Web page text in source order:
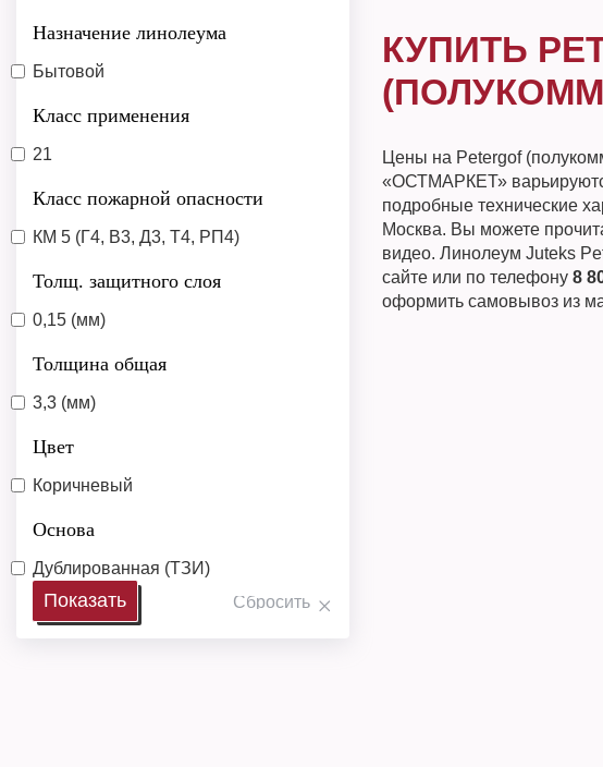
Назначение линолеума
Бытовой
Класс применения
21
Класс пожарной опасности
КМ 5 (Г4, В3, Д3, Т4, РП4)
Толщ. защитного слоя
0,15 (мм)
Толщина общая
3,3 (мм)
Цвет
Коричневый
Основа
Дублированная (ТЗИ)
КУПИТЬ
Цены на Petergof
«ОСТМАРКЕТ»
подробные технические
Москва. Вы можете
видео. Линолеум Juteks
сайте или по телефону 8
оформить самовывоз из